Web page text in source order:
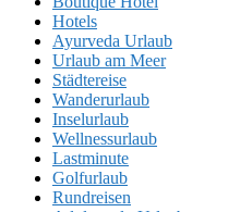
Hotels
Ayurveda Urlaub
Urlaub am Meer
Städtereise
Wanderurlaub
Inselurlaub
Wellnessurlaub
Lastminute
Golfurlaub
Rundreisen